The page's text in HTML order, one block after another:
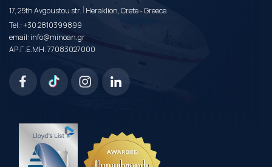
17, 25th Avgoustou str. | Heraklion, Crete - Greece
Tel.:+30 2810399899
email:info@minoan.gr
ΑΡ.Γ.Ε.ΜΗ. 77083027000